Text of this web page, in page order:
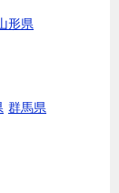
形県
群馬県